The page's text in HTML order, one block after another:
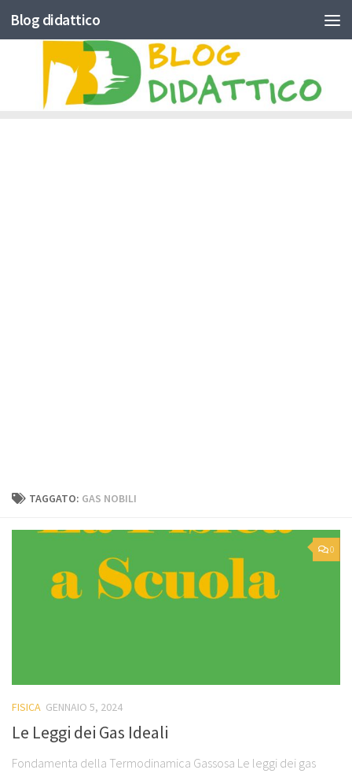
Skip to content
Blog didattico
TAGGATO: GAS NOBILI
0
FISICA GENNAIO 5, 2024
Le Leggi dei Gas Ideali
Fondamenta della Termodinamica Gassosa Le leggi dei gas